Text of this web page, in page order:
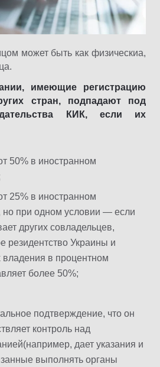
может быть как физическиа,
имеющие регистрацию
стран, подпадают под
КИК, если их
50% в иностранном
25% в иностранном
но при одном условии — если
других совладельцев,
резидентство Украины и
в процентном
более 50%;
подтверждение, что он
контроль над
дает указания и
выполнять органы